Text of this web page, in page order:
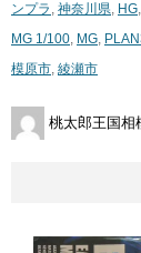
ンプラ , 神奈川県, HG,
MG 1/100, MG,
模原市, 綾瀬市
桃太郎王国相